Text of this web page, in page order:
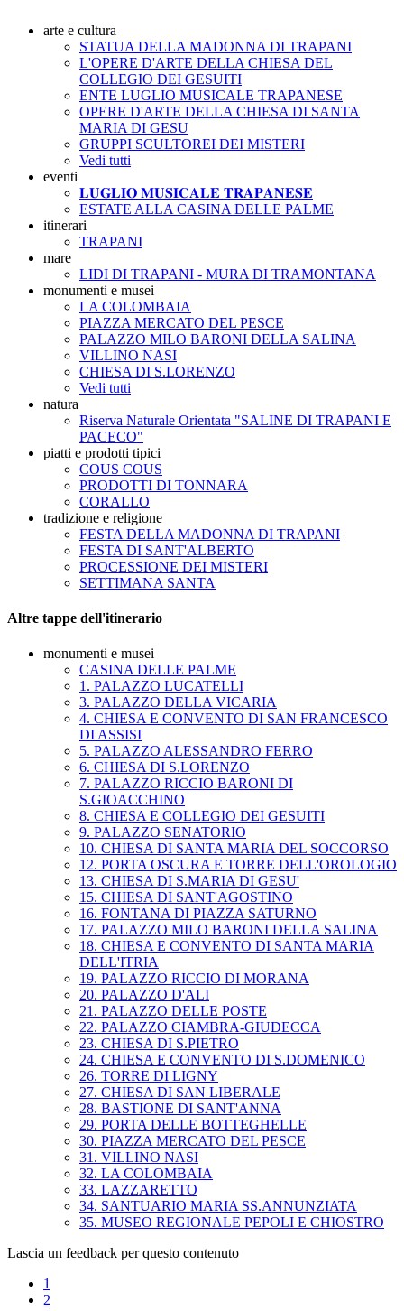
arte e cultura
STATUA DELLA MADONNA DI TRAPANI
L'OPERE D'ARTE DELLA CHIESA DEL
COLLEGIO DEI GESUITI
ENTE LUGLIO MUSICALE TRAPANESE
OPERE D'ARTE DELLA CHIESA DI SANTA
MARIA DI GESU
GRUPPI SCULTOREI DEI MISTERI
Vedi tutti
eventi
𝐋𝐔𝐆𝐋𝐈𝐎 𝐌𝐔𝐒𝐈𝐂𝐀𝐋𝐄 𝐓𝐑𝐀𝐏𝐀𝐍𝐄𝐒𝐄
ESTATE ALLA CASINA DELLE PALME
itinerari
TRAPANI
mare
LIDI DI TRAPANI - MURA DI TRAMONTANA
monumenti e musei
LA COLOMBAIA
PIAZZA MERCATO DEL PESCE
PALAZZO MILO BARONI DELLA SALINA
VILLINO NASI
CHIESA DI S.LORENZO
Vedi tutti
natura
Riserva Naturale Orientata "SALINE DI TRAPANI E
PACECO"
piatti e prodotti tipici
COUS COUS
PRODOTTI DI TONNARA
CORALLO
tradizione e religione
FESTA DELLA MADONNA DI TRAPANI
FESTA DI SANT'ALBERTO
PROCESSIONE DEI MISTERI
SETTIMANA SANTA
Altre tappe dell'itinerario
monumenti e musei
CASINA DELLE PALME
1. PALAZZO LUCATELLI
3. PALAZZO DELLA VICARIA
4. CHIESA E CONVENTO DI SAN FRANCESCO
DI ASSISI
5. PALAZZO ALESSANDRO FERRO
6. CHIESA DI S.LORENZO
7. PALAZZO RICCIO BARONI DI
S.GIOACCHINO
8. CHIESA E COLLEGIO DEI GESUITI
9. PALAZZO SENATORIO
10. CHIESA DI SANTA MARIA DEL SOCCORSO
12. PORTA OSCURA E TORRE DELL'OROLOGIO
13. CHIESA DI S.MARIA DI GESU'
15. CHIESA DI SANT'AGOSTINO
16. FONTANA DI PIAZZA SATURNO
17. PALAZZO MILO BARONI DELLA SALINA
18. CHIESA E CONVENTO DI SANTA MARIA
DELL'ITRIA
19. PALAZZO RICCIO DI MORANA
20. PALAZZO D'ALI
21. PALAZZO DELLE POSTE
22. PALAZZO CIAMBRA-GIUDECCA
23. CHIESA DI S.PIETRO
24. CHIESA E CONVENTO DI S.DOMENICO
26. TORRE DI LIGNY
27. CHIESA DI SAN LIBERALE
28. BASTIONE DI SANT'ANNA
29. PORTA DELLE BOTTEGHELLE
30. PIAZZA MERCATO DEL PESCE
31. VILLINO NASI
32. LA COLOMBAIA
33. LAZZARETTO
34. SANTUARIO MARIA SS.ANNUNZIATA
35. MUSEO REGIONALE PEPOLI E CHIOSTRO
Lascia un feedback per questo contenuto
1
2